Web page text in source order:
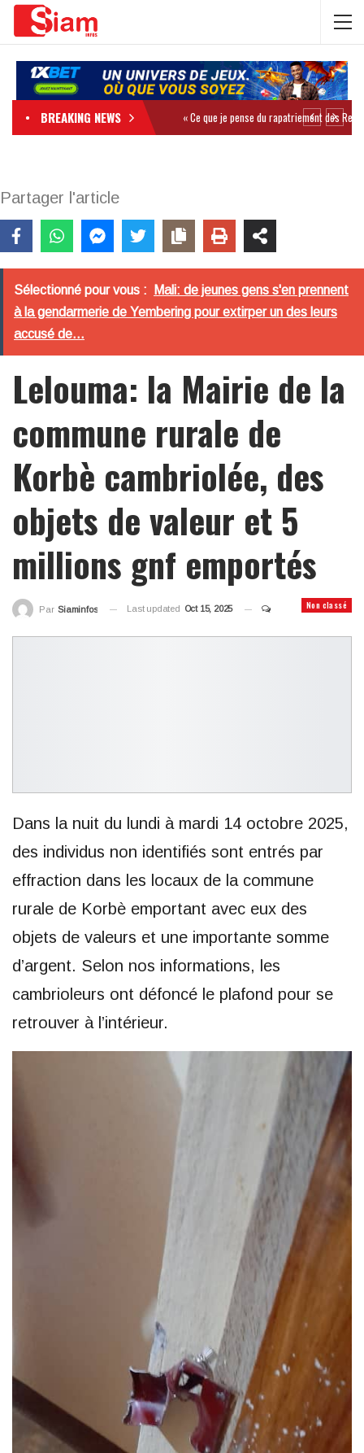
BREAKING NEWS
Partager l'article
Sélectionné pour vous :
Mali: de jeunes gens s'en prennent
à la gendarmerie de Yembering pour extirper un des leurs
accusé de...
Lelouma: la Mairie de la
commune rurale de
Korbè cambriolée, des
objets de valeur et 5
millions gnf emportés
Non classé
Par Siaminfos Last updated Oct 15, 2025
Dans la nuit du lundi à mardi 14 octobre 2025,
des individus non identifiés sont entrés par
effraction dans les locaux de la commune
rurale de Korbè emportant avec eux des
objets de valeurs et une importante somme
d’argent. Selon nos informations, les
cambrioleurs ont défoncé le plafond pour se
retrouver à l’intérieur.